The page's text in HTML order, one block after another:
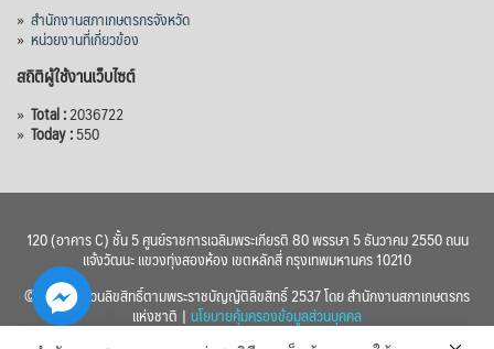
» สำนักงานสภาเกษตรกรจังหวัด
» หน่วยงานที่เกี่ยวข้อง
สถิติผู้ใช้งานเว็บไซต์
» Total :2036722
» Today :550
120 (อาคาร C) ชั้น 5 ศูนย์ราชการเฉลิมพระเกียรติ 80 พรรษา 5 ธันวาคม 2550 ถนน
แจ้งวัฒนะ แขวงทุ่งสองห้อง เขตหลักสี่ กรุงเทพมหานคร 10210
© 2560 สงวนลิขสิทธิ์ตามพระราชบัญญัติลิขสิทธิ์ 2537 โดย สำนักงานสภาเกษตรกร
แห่งชาติ | นโยบายคุ้มครองข้อมูลส่วนบุคคล